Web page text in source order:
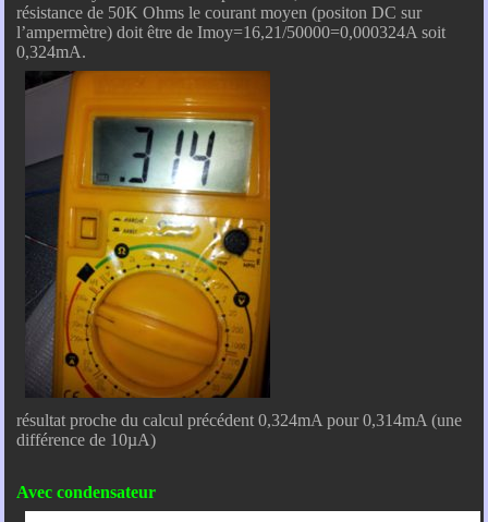
résistance de 50K Ohms le courant moyen (positon DC sur
l’ampermètre) doit être de Imoy=16,21/50000=0,000324A soit
0,324mA.
résultat proche du calcul précédent 0,324mA pour 0,314mA (une
différence de 10µA)
Avec condensateur